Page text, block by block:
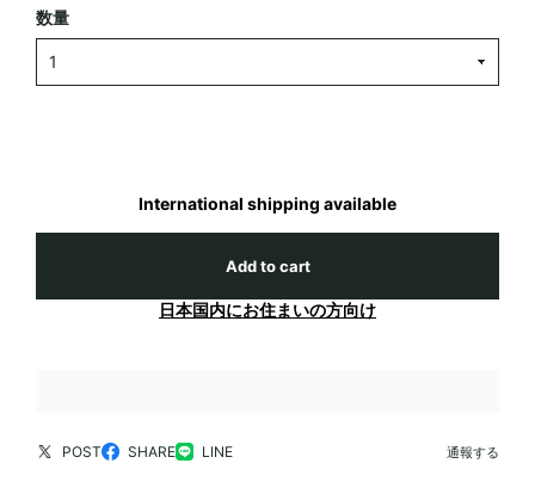
数量
International shipping available
Add to cart
日本国内にお住まいの方向け
POST SHARE LINE 通報する